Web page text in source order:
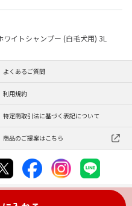
ワイトシャンプー (白毛犬用) 3L
よくあるご質問
利用規約
特定商取引法に基づく表記について
商品のご提案はこちら